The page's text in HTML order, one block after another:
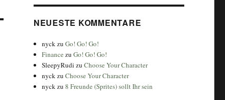
NEUESTE KOMMENTARE
nyckzuGo! Go! Go!
Finance zuGo! Go! Go!
SleepyRudi zuChoose Your Character
nyckzuChoose Your Character
nyckzu8 Freunde (Sprites) sollt Ihr sein